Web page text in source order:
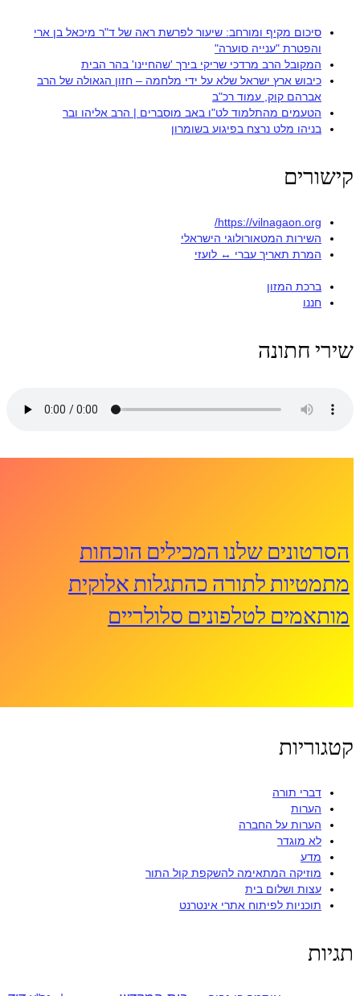
סיכום מקיף ומורחב: שיעור לפרשת ראה של ד"ר מיכאל בן ארי
והפטרת "ענייה סוערה"
המקובל הרב מרדכי שריקי בירך 'שהחיינו' בהר הבית
כיבוש ארץ ישראל שלא על ידי מלחמה – חזון הגאולה של הרב
אברהם קוק, עמוד רכ"ב
הטעמים מהתלמוד לט"ו באב מוסברים | הרב אליהו ובר
בניהו מלט נרצח בפיגוע בשומרון
קישורים
https://vilnagaon.org/
השירות המטאורולוגי הישראלי
המרת תאריך עברי ↔ לועזי
ברכת המזון
חננו
שירי חתונה
הסרטונים שלנו המכילים הוכחות
מתמטיות לתורה כהתגלות אלוקית
מותאמים לטלפונים סלולריים
קטגוריות
דברי תורה
הערות
הערות על החברה
לא מוגדר
מדע
מוזיקה המתאימה להשקפת קול התור
עצות ושלום בית
תוכניות לפיתוח אתרי אינטרנט
תגיות